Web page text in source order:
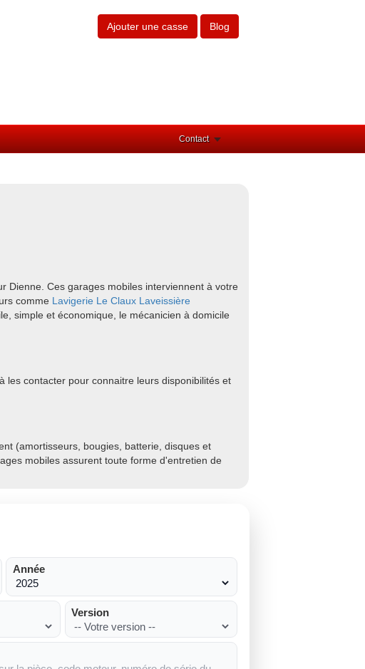
Ajouter une casse Blog
Contact
Dienne. Ces garages mobiles interviennent à votre
comme Lavigerie Le Claux Laveissière
simple et économique, le mécanicien à domicile
les contacter pour connaitre leurs disponibilités et
(amortisseurs, bougies, batterie, disques et
mobiles assurent toute forme d'entretien de
Année
Version